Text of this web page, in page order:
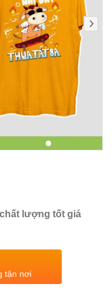
chất lượng tốt giá
tận nơi